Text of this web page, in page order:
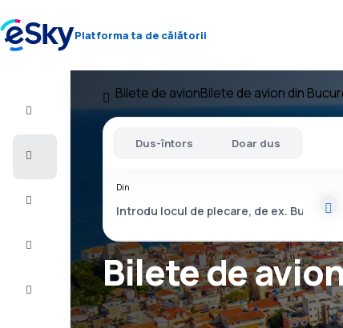
Platforma ta de călătorii
Zbor+Hotel
2026/27
Bilete de avionBilete de avion din
Bilete de
Dus-întors Doar dus
Din